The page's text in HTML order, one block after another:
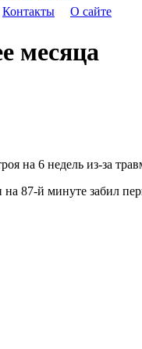
Контакты О сайте
месяца
на 6 недель из-за
87-й минуте забил